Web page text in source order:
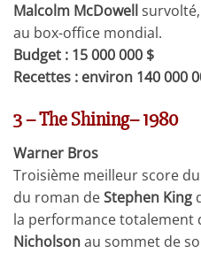
Malcolm McDowell
au box-office mondial.
Budget : 15 000 000 $
Recettes : environ 140 000
3 – The Shining– 1980
Warner Bros
Troisième meilleur score
du roman deStephen King
la performance totalement
Nicholsonau sommet de